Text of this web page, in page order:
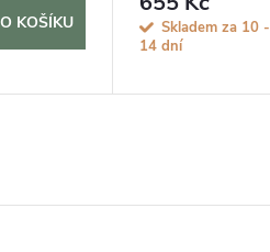
KOŠÍKU
Skladem za 10 -
14 dní